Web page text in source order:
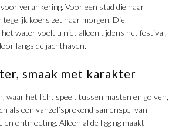
verankering. Voor een stad die haar
koers zet naar morgen. Die
water voelt u niet alleen tijdens het festival,
langs de jachthaven.
smaak met karakter
waar het licht speelt tussen masten en golven,
als een vanzelfsprekend samenspel van
ontmoeting. Alleen al de ligging maakt